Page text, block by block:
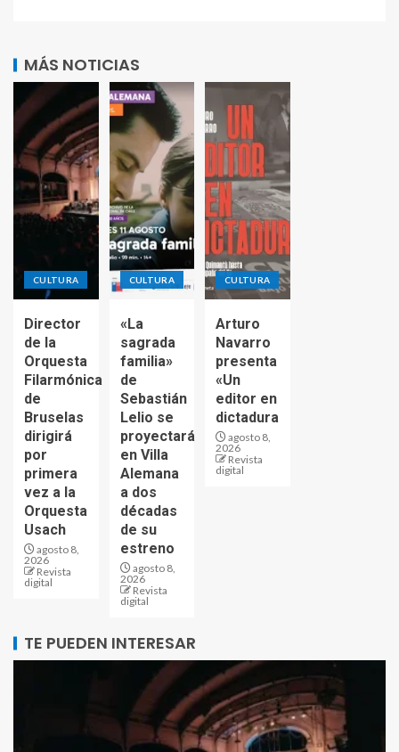
MÁS NOTICIAS
CULTURA
Director
de la
Orquesta
Filarmónica
de
Bruselas
dirigirá
por
primera
vez a la
Orquesta
Usach
agosto 8,
2026
Revista
digital
CULTURA
«La
sagrada
familia»
de
Sebastián
Lelio se
proyectará
en Villa
Alemana
a dos
décadas
de su
estreno
agosto 8,
2026
Revista
digital
CULTURA
Arturo
Navarro
presenta
«Un
editor en
dictadura
agosto 8,
2026
Revista
digital
TE PUEDEN INTERESAR